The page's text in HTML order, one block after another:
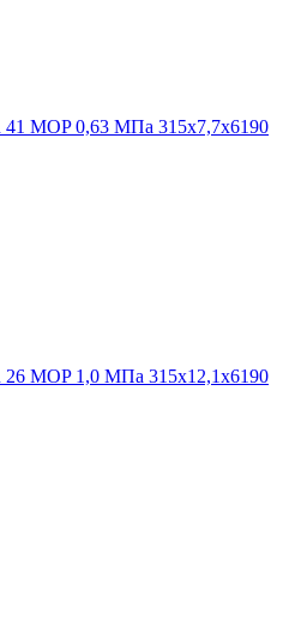
MOP 0,63 МПа 315x7,7x6190
MOP 1,0 МПа 315x12,1x6190